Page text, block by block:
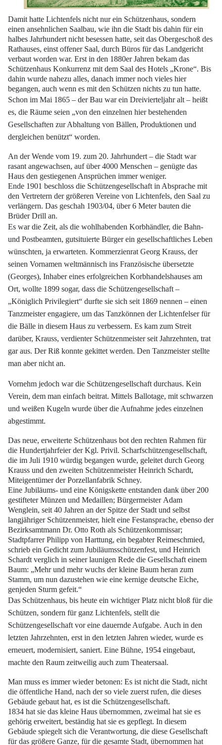
Damit hatte Lichtenfels nicht nur ein Schützenhaus, sondern
einen ansehnlichen Saalbau, wie ihn die Stadt bis dahin für ein
halbes Jahrhundert nicht besessen hatte, seit das Obergeschoß des
Rathauses, einst offener Saal, durch Büros für das Landgericht
verbaut worden war. Erst in den 1880er Jahren bekam das
Schützenhaus Konkurrenz mit dem Saal des Hotels „Krone“. Bis
dahin wurde nahezu alles, danach immer noch vieles hier
begangen, auch wenn es mit den Schützen nichts zu tun hatte.
Schon im Mai 1865 – der Bau war ein Dreivierteljahr alt – heißt
es, die Räume seien „von den einzelnen hier bestehenden
Gesellschaften zur Abhaltung von Bällen, Produktionen und
dergleichen benützt“ worden.
An der Wende vom 19. zum 20. Jahrhundert – die Stadt war
rasant angewachsen, auf über 4000 Menschen – genügte das
Haus den gestiegenen Ansprüchen immer weniger.
Ende 1901 beschloss die Schützengesellschaft in Absprache mit
den Vertretern der größeren Vereine von Lichtenfels, den Saal zu
verlängern. Das geschah 1903/04, über 6 Meter bauten die
Brüder Drill an.
Es war die Zeit, als die wohlhabenden Korbhändler, die Bahn-
und Postbeamten, gutsituierte Bürger ein gesellschaftliches Leben
wünschten, ja erwarteten. Kommerzienrat Georg Krauss, der
seinen Vornamen weltmännisch ins Französische übersetzte
(Georges), Inhaber eines erfolgreichen Korbhandelshauses am
Ort, wollte 1899 sogar, dass die Schützengesellschaft –
„Königlich Privilegiert“ durfte sie sich seit 1869 nennen – einen
Tanzmeister engagiere, um das Tanzkönnen der Lichtenfelser für
die Bälle in diesem Haus zu verbessern. Es kam zum Streit
darüber, Krauss, verdienter Schützenmeister seit Jahrzehnten, trat
gar aus. Der Riß konnte gekittet werden. Den Tanzmeister stellte
man aber nicht an.
Vornehm jedoch war die Schützengesellschaft durchaus. Kein
Verein, dem man einfach beitrat. Mittels Ballotage, mit schwarzen
und weißen Kugeln wurde über die Aufnahme jedes einzelnen
abgestimmt.
Das neue, erweiterte Schützenhaus bot den rechten Rahmen für
die Hundertjahrfeier der Kgl. Privil. Scharfschützengesellschaft,
die im Juli 1910 würdig begangen wurde, geleitet durch Georg
Krauss und den zweiten Schützenmeister Heinrich Schardt,
Miteigentümer der Porzellanfabrik Schney.
Eine Jubiläums- und eine Königskette entstanden dank über 200
gestifteter Münzen und Medaillen; Bürgermeister Adam
Wenglein, seit 40 Jahren an der Spitze der Stadt und selbst
langjähriger Schützenmeister, hielt eine Festansprache, ebenso der
Bezirksamtmann Dr. Otto Roth als Schützenkommissar;
Stadtpfarrer Philipp von Harttung, ein begabter Reimeschmied,
schrieb ein Gedicht zum Jubiläumsschützenfest, und Heinrich
Schardt verglich in seiner launigen Rede die Gesellschaft einem
Baum: „Mehr und mehr wuchs der kleine Baum heran zum
Stamm, um nun dazustehen wie eine kernige deutsche Eiche,
genjeden Sturm gefeit.“
Das Schützenhaus, bis heute ein wichtiger Platz nicht bloß für die
Schützen, sondern für ganz Lichtenfels, stellt die
Schützengesellschaft vor eine dauernde Aufgabe. Auch in den
letzten Jahrzehnten, erst in den letzten Jahren wieder, wurde es
erneuert, modernisiert, saniert. Eine Bühne, 1954 eingebaut,
machte den Raum zeitweilig auch zum Theatersaal.
Man muss es immer wieder betonen: Es ist nicht die Stadt, nicht
die öffentliche Hand, nach der so viele zuerst rufen, die dieses
Gebäude gebaut hat, es ist die Schützengesellschaft.
1834 hat sie das kleine Haus übernommen, zweimal hat sie es
gehörig erweitert, beständig hat sie es gepflegt. In diesem
Gebäude spiegelt sich die Verantwortung, die diese Gesellschaft
für das größere Ganze, für die gesamte Stadt, übernommen hat